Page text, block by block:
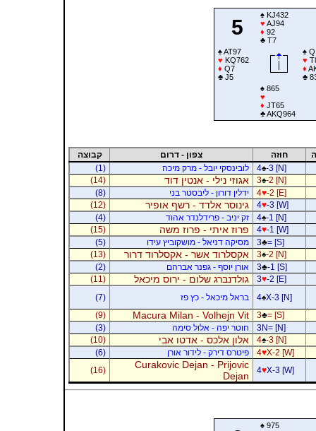
5
♠KJ432
♥ AJ94
♦ 92
♣T7
♠AT97
♥ KQ762
♦ Q7
♣J5
♠Q
♥
♦
♣
♠865
♥
♦ JT65
♣AKQ964
חוזה צפון - דרום
קבוצה
4♠-3 [N] לובינסקי יובל - מרק מיכה
(1)
3♠-2 [N] אגוזי נילי - אנטין דוד
(14)
4♥-2 [E] ידלין דורון - ליבסטר בני
(8)
4♥-3 [W] גינוסר אלדד - רשף אופיר
(12)
4♠-1 [N] זק יניב - פרידלנדר אהוד
(4)
4♥-1 [W] פרוז איתי - פרוז משה
(15)
3♣= [S] מסיקה דניאל - מושקוביץ עידו
(5)
3♠-2 [N] אקסלרוד אשר - אקסלרוד דרור
(13)
3♣-1 [S] אורן יוסף - גפנר אברהם
(2)
3♥-2 [E] גולדנברג שלום - ירוס מיכאל
(11)
4♠X-3 [N] בראל מיכאל - כץ פז
(7)
3♣= [S]
Macura Milan - Volhejn Vit
(9)
3N= [N]
חוטר יפה - אלול סימה
(3)
4♠-3 [N] אלון אלכס - אדטו אבי
(10)
4♥X-2 [W] פיטרס דירק - לידור אורן
(6)
4♥X-3 [W]
Curakovic Dejan - Prijovic
Dejan
(16)
♠975